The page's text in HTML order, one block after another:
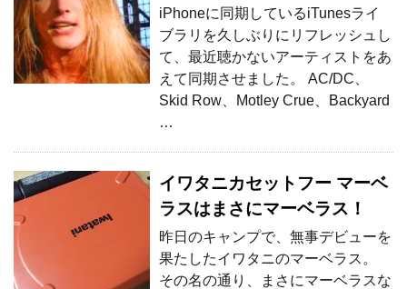
iPhoneに同期しているiTunesライ
ブラリを久しぶりにリフレッシュし
て、最近聴かないアーティストをあ
えて同期させました。 AC/DC、
Skid Row、Motley Crue、Backyard
…
イワタニカセットフー マーベ
ラスはまさにマーベラス！
昨日のキャンプで、無事デビューを
果たしたイワタニのマーベラス。
その名の通り、まさにマーベラスな